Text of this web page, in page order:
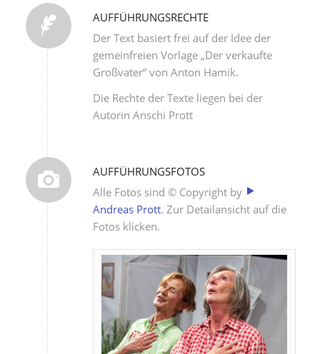
AUFFÜHRUNGSRECHTE
Der Text basiert frei auf der Idee der
gemeinfreien Vorlage „Der verkaufte
Großvater“ von Anton Hamik.
Die Rechte der Texte liegen bei der
Autorin Anschi Prott
AUFFÜHRUNGSFOTOS
Alle Fotos sind © Copyright by
Andreas Prott. Zur Detailansicht auf die
Fotos klicken.